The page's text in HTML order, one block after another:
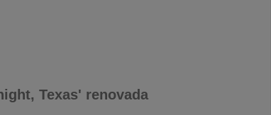
Texas' renovada